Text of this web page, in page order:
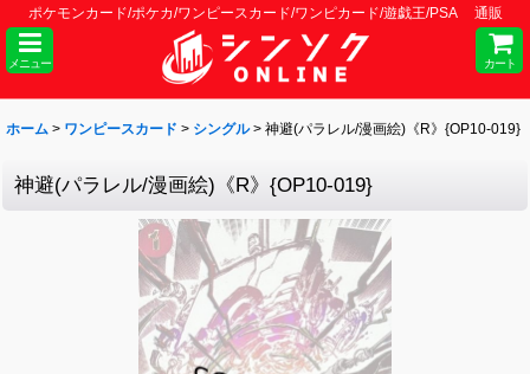
ポケモンカード/ポケカ/ワンピースカード/ワンピカード/遊戯王/PSA 通販
メニュー カート
ホーム > ワンピースカード > シングル > 神避(パラレル/漫画絵)《R》{OP10-019}
神避(パラレル/漫画絵)《R》{OP10-019}